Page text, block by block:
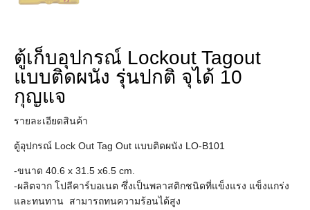
ตู้เก็บอุปกรณ์ Lockout Tagout
แบบติดผนัง รุ่นปกติ จุได้ 10
กุญแจ
รายละเอียดสินค้า
ตู้อุปกรณ์ Lock Out Tag Out แบบติดผนัง LO-B101
-ขนาด 40.6 x 31.5 x6.5 cm.
-ผลิตจาก โปลีคาร์บอเนต ซึ่งเป็นพลาสติกชนิดที่แข็งแรง แข็งแกร่ง
และทนทาน สามารถทนความร้อนได้สูง